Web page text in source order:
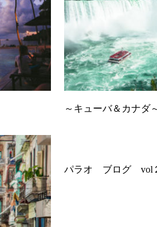
～キューバ＆カナ
パラオ ブログ vol